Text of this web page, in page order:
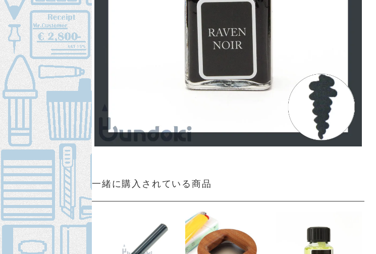
一緒に購入されている商品